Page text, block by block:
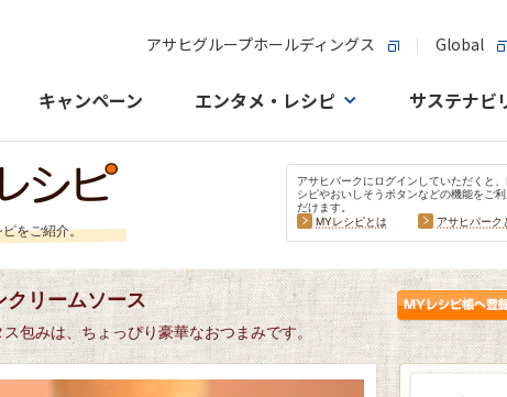
アサヒグループホールディングス Global
キャンペーン エンタメ・レシピ サステナビ
をご紹介。
アサヒパークにログインしていただくと
シピやおいしそうボタンなどの機能をご
だけます。
MYレシピとは
アサヒパーク
リームソース
包みは、ちょっぴり豪華なおつまみです。